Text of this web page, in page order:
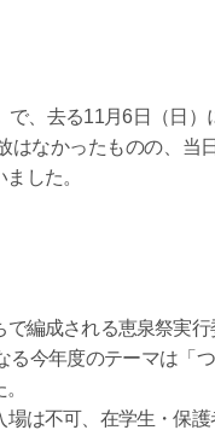
で、去る11月6日（日
はなかったものの、当
した。
編成される恵泉祭実
る今年度のテーマは「
は不可、在学生・保